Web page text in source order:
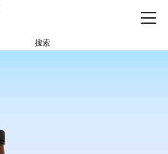
搜索